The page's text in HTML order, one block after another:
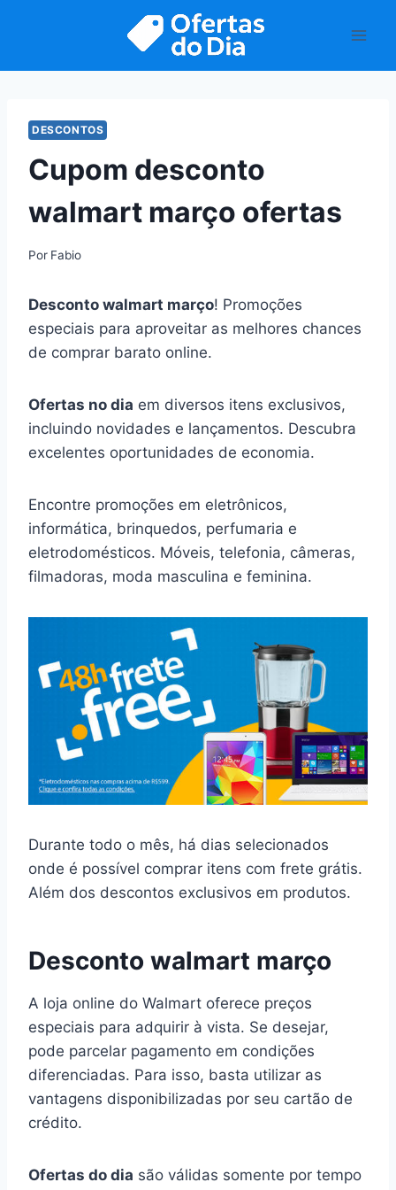
DESCONTOS
Cupom desconto
walmart março ofertas
Por Fabio
Desconto walmart março! Promoções
especiais para aproveitar as melhores chances
de comprar barato online.
Ofertas no dia em diversos itens exclusivos,
incluindo novidades e lançamentos. Descubra
excelentes oportunidades de economia.
Encontre promoções em eletrônicos,
informática, brinquedos, perfumaria e
eletrodomésticos. Móveis, telefonia, câmeras,
filmadoras, moda masculina e feminina.
Durante todo o mês, há dias selecionados
onde é possível comprar itens com frete grátis.
Além dos descontos exclusivos em produtos.
Desconto walmart março
A loja online do Walmart oferece preços
especiais para adquirir à vista. Se desejar,
pode parcelar pagamento em condições
diferenciadas. Para isso, basta utilizar as
vantagens disponibilizadas por seu cartão de
crédito.
Ofertas do dia são válidas somente por tempo